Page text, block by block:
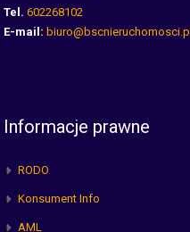
Tel. 602268102
E-mail: biuro@bscnieruchomosci.pl
Informacje prawne
RODO
Konsument Info
AML